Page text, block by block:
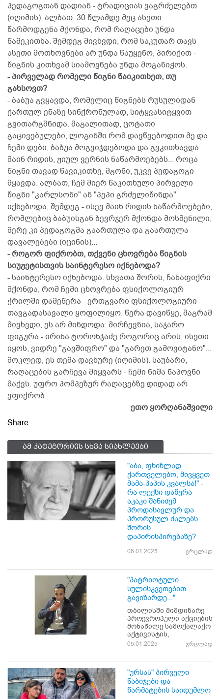
პედაგოგთან დადიან - ტრადიციას ვაგრძელებთ
(იღიმის). ალბათ, 30 წლამდე მეც ასეთი
წარმოდგენა მქონდა, რომ რაღაცები უნდა
წამეკითხა. შემდეგ მივხვდი, რომ საკუთარ თავს
ასეთი მოთხოვნები არ უნდა წაუყენო, პირიქით -
წიგნის კითხვამ სიამოვნება უნდა მოგანიჭოს.
- პირველად რომელი წიგნი წაიკითხეთ, თუ
გახსოვთ?
- ბაბუა გვყავდა, რომელიც წიგნებს რუსულიდან
ქართულ ენაზე სინქრონულად, სიტყვასიტყვით
გვითარგმნიდა. მაგალითად, ცოტათი
გაცივებულები, ლოგინში რომ დავწვებოდით მე და
ჩემი დები, ბაბუა მოგვიჯდებოდა და გვკითხავდა
მაინ რიდის, ჟიულ ვერნის ნაწარმოებებს... როცა
წიგნი თავად წავიკითხე, მგონი, უკვე პედაგოგი
მყავდა. ალბათ, ჩემ მიერ წაკითხული პირველი
წიგნი "კარლსონი" ან "პეპი გრძელიწინდა"
იქნებოდა, შემდეგ - ისევ მაინ რიდის ნაწარმოებები,
რომლებიც ბაბუისგან ბევრჯერ მქონდა მოსმენილი,
მერე კი პედაგოგმა გაართულა და გაართულა
დავალებები (იცინის)...
- როგორ ფიქრობთ, თქვენი ცხოვრება წიგნის
სიუჟეტისთვის საინტერესო იქნებოდა?
- საინტერესო იქნებოდა. სხვათა შორის, ჩანაფიქრი
მქონდა, რომ ჩემი ცხოვრება ფსიქოლოგიურ
ჭრილში დამეწერა - ერთგვარი ფსიქოლოგიური
თავგადასავალი ყოფილიყო. წერა დავიწყე, მაგრამ
მივხვდი, ეს არ მინდოდა: მირჩევნია, საჯარო
ფიგურა - ირინა ტორონჯაძე როგორიც არის, ისეთი
იყოს, ვიდრე "გავშიფრო" და "გარეთ გამოვიტანო"...
მოკლედ, ეს თემა დავხურე (იღიმის). საუბარი,
რაღაცების გარჩევა მიყვარს - ჩემი ნიშა ნაპოვნი
მაქვს. უფრო პომპეზურ რაღაცებზე დიდად არ
ვფიქრობ...
ეთო ყორღანაშვილი
Share
ამ კატეგორიის სხვა სიახლეები
"აბა, ფხიზლად
ქართველებო, მივყვეთ
მამა-პაპის კვალსა!" -
რა ლექსი დაწერა
აკაკი შანიძემ
პროდასავლურ და
პრორუსულ ძალებს
შორის
დაპირისპირებაზე?
06.01.2025 ვრცლად
"პატრიოტული
სულისკვეთებით
გავიზარდე..."
თბილისში მიმდინარე
პროევროპული აქციების
მონაწილე სამოქალაქო
აქტივისტის,
05.01.2025 ვრცლად
"ურსას" პირველი
ნაბიჯები და
წარმატების საიდუმლო